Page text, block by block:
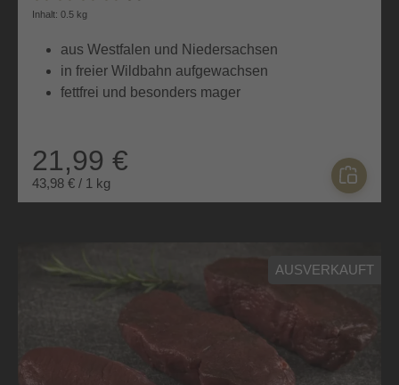
Durchschnittliche Bewertung von 4.7 von 5 Sternen
Inhalt: 0.5 kg
aus Westfalen und Niedersachsen
in freier Wildbahn aufgewachsen
fettfrei und besonders mager
21,99 €
43,98 € / 1 kg
AUSVERKAUFT